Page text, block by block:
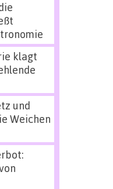
klagt
und
Weichen